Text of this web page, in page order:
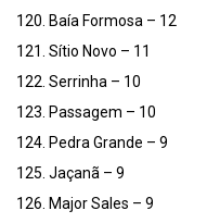
120. Baía Formosa – 12
121. Sítio Novo – 11
122. Serrinha – 10
123. Passagem – 10
124. Pedra Grande – 9
125. Jaçanã – 9
126. Major Sales – 9